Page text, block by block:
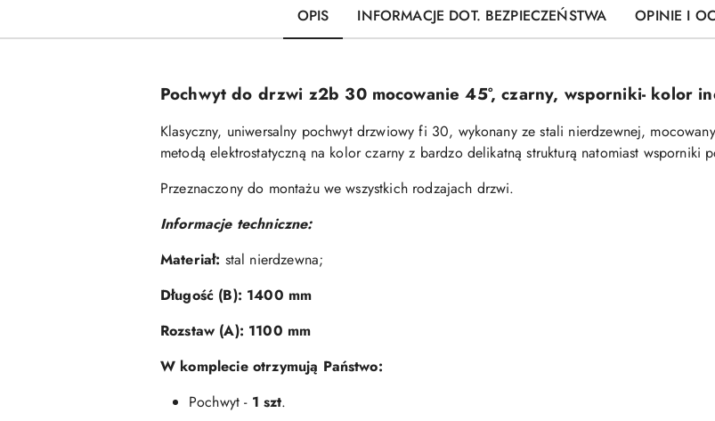
OPIS INFORMACJE DOT. BEZPIECZEŃSTWA OPINIE I
Pochwyt do drzwi z2b 30 mocowanie 45°, czarny, wsporniki- kolor
Klasyczny, uniwersalny pochwyt drzwiowy fi 30, wykonany ze stali nierdzewnej,
metodą elektrostatyczną na kolor czarny z bardzo delikatną strukturą natomiast wsporniki
Przeznaczony do montażu we wszystkich rodzajach drzwi.
Informacje techniczne:
Materiał: stal nierdzewna;
Długość (B): 1400 mm
Rozstaw (A): 1100 mm
W komplecie otrzymują Państwo:
Pochwyt - 1 szt.